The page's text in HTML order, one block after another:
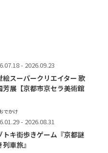
- 2026.09.23
絵スーパークリエイター 歌
芳展【京都市京セラ美術館
でかけ
- 2026.08.31
トキ街歩きゲーム『京都謎
車旅』